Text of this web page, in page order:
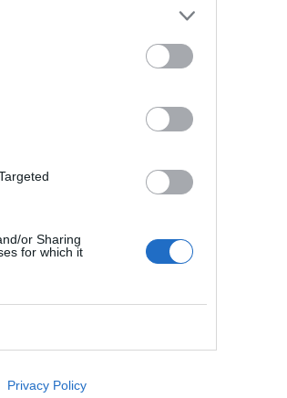
or Sharing
for which it
Privacy Policy
Esim
Esim
Esim
for
for